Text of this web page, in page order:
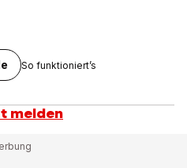
So funktioniert’s
melden